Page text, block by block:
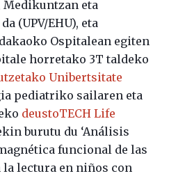
Medikuntzan eta
(UPV/EHU), eta
Ospitalean egiten
horretako 3T taldeko
Unibertsitate
pediatriko sailaren eta
deustoTECH Life
burutu du ‘Análisis
funcional de las
lectura en niños con